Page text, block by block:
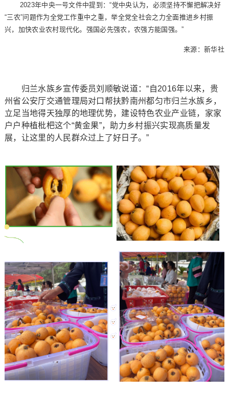
2023年中央一号文件中提到：“党中央认为，必须坚持不懈把解决好
“三农”问题作为全党工作重中之重，举全党全社会之力全面推进乡村振
兴，加快农业农村现代化。强国必先强农，农强方能国强。”
来源：新华社
归兰水族乡宣传委员刘顺敏说道：“自2016年以来，贵
州省公安厅交通管理局对口帮扶黔南州都匀市归兰水族乡，
立足当地得天独厚的地理优势，建设特色农业产业链，家家
户户种植枇杷这个“黄金果”，助力乡村振兴实现高质量发
展，让这里的人民群众过上了好日子。”